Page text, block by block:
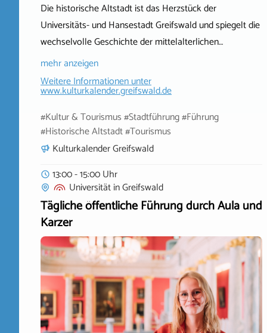
Die historische Altstadt ist das Herzstück der
Universitäts- und Hansestadt Greifswald und spiegelt die
wechselvolle Geschichte der mittelalterlichen…
mehr anzeigen
Weitere Informationen unter
www.kulturkalender.greifswald.de
#Kultur & Tourismus #Stadtführung #Führung
#Historische Altstadt #Tourismus
Kulturkalender Greifswald
13:00 - 15:00 Uhr
UniversitätinGreifswald
Tägliche öffentliche Führung durch Aula und
Karzer